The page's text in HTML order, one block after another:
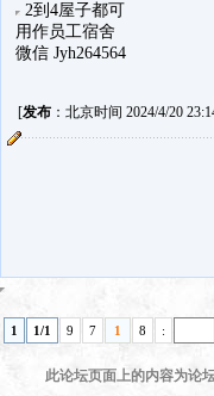
2到4屋子都可
用作员工宿舍
微信 Jyh264564
[发布：北京时间 2024/4/20
1 1/1 9 7 1 8 :
此论坛页面上的内容为论